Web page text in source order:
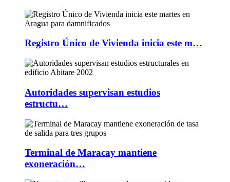
Registro Único de Vivienda inicia este m…
Autoridades supervisan estudios
estructu…
Terminal de Maracay mantiene
exoneración…